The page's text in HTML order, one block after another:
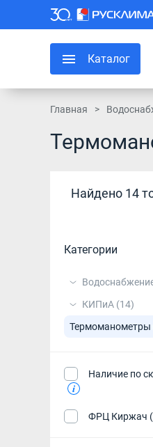
Каталог
Главная
Найдено 14
Категории
КИПиА (14)
Термоманометры
Наличие по
ФРЦ Киржач